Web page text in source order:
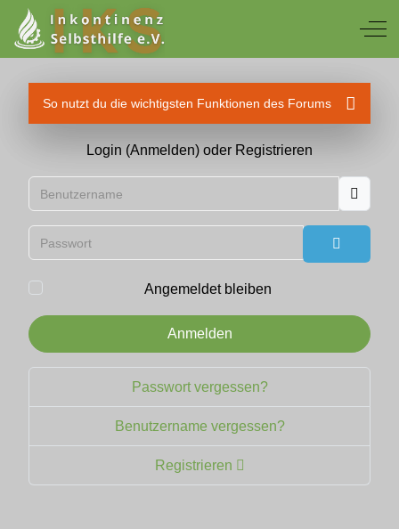
Off-
So nutzt du die wichtigsten Funktionen des Forums
Login (Anmelden) oder Registrieren
Benutzername
Passwort
Passwort
Angemeldet bleiben
Anmelden
Passwort vergessen?
Benutzername vergessen?
Registrieren